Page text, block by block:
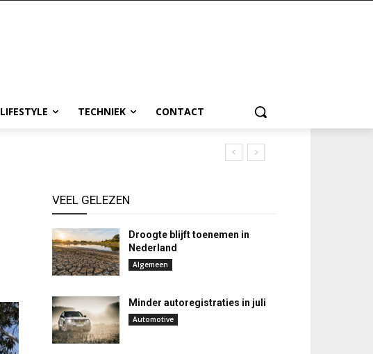
LIFESTYLE TECHNIEK CONTACT
VEEL GELEZEN
Droogte blijft toenemen in
Nederland
Algemeen
Minder autoregistraties in juli
Automotive